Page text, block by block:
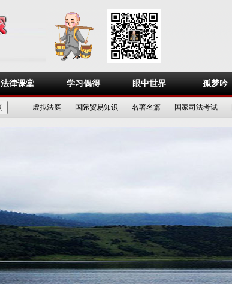
法律课堂 学习偶得 眼中世界 孤梦吟
虚拟法庭 国际贸易知识 名著名篇 国家司法考试